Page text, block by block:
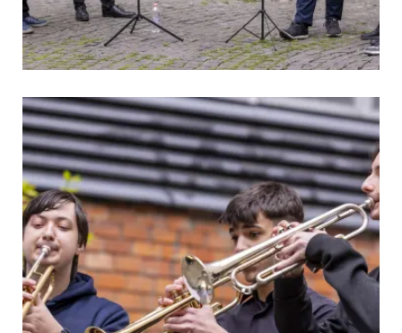
alkalmából!